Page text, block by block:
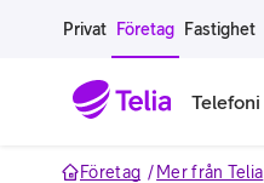
Gå till sidans innehåll
Privat Företag Fastighet
Telefoni
Företag Mer från Telia